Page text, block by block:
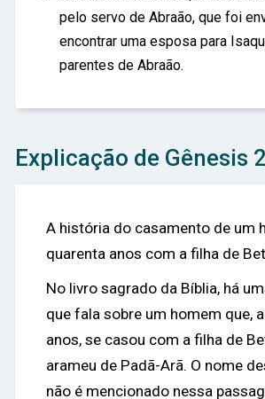
pelo servo de Abraão, que foi
encontrar uma esposa para
parentes de Abraão.
Explicação de Gênesis
A história do casamento de um
quarenta anos com a filha de
No livro sagrado da Bíblia, há
que fala sobre um homem que,
anos, se casou com a filha de
arameu de Padã-Arã. O nome
não é mencionado nessa